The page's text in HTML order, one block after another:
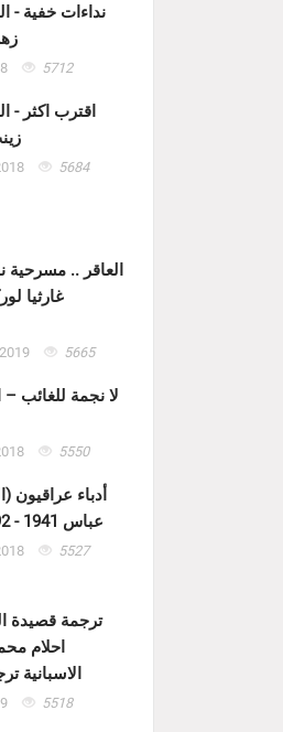
نداءات خفية -
5712
اقترب اكثر -
5684
العاقر .. مسرحية
غارثيا
5665
لا نجمة للغائب
5550
أدباء عراقيون
عباس 1941 - 1992) - الشنفرى
5527
ترجمة قصيدة
احلام
الاسبانية
5518